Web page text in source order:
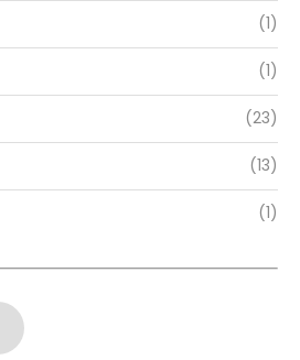
(1)
(1)
(23)
(13)
(1)